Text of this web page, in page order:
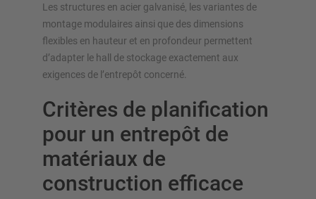
Les structures en acier galvanisé, les variantes de
montage modulaires ainsi que des dimensions
flexibles en hauteur et en profondeur permettent
d’adapter le hall de stockage exactement aux
exigences de l’entrepôt concerné.
Critères de planification
pour un entrepôt de
matériaux de
construction efficace